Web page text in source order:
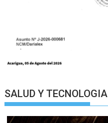
SALUD Y TECNOLOGIA